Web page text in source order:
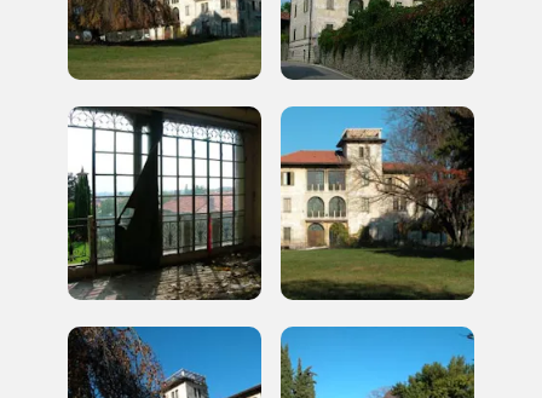
I Luoghi del Cuore
2010, 2012, 2014, 2016, 2018, 2020, 2022
Registrati alla newsletter
Accedi alle informazioni per te più interessanti,
a quelle inerenti i luoghi più vicini e gli eventi
organizzati